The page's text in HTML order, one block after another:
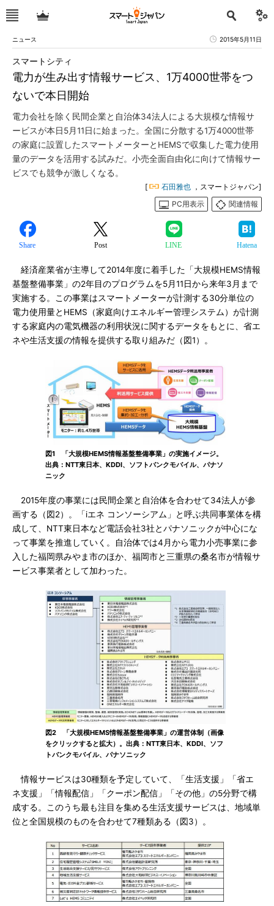
ニュース 2015年5月11日
電力が生み出す情報サービス、1万4000世帯をつ
ないで本日開始
スマートシティ
電力会社を除く民間企業と自治体34法人による大規模な情報サ
ービスが本日5月11日に始まった。全国に分散する1万4000世帯
の家庭に設置したスマートメーターとHEMSで収集した電力使用
量のデータを活用する試みだ。小売全面自由化に向けて情報サー
ビスでも競争が激しくなる。
[ 石田雅也 ，スマートジャパン]
PC用表示
関連情報
Share Post LINE Hatena
経済産業省が主導して2014年度に着手した「大規模HEMS情報
基盤整備事業」の2年目のプログラムを5月11日から来年3月まで
実施する。この事業はスマートメーターが計測する30分単位の
電力使用量とHEMS（家庭向けエネルギー管理システム）が計測
する家庭内の電気機器の利用状況に関するデータをもとに、省エ
ネや生活支援の情報を提供する取り組みだ（図1）。
図1 「大規模HEMS情報基盤整備事業」の実施イメージ。
出典：NTT東日本、KDDI、ソフトバンクモバイル、パナソ
ニック
2015年度の事業には民間企業と自治体を合わせて34法人が参
画する（図2）。「iエネ コンソーシアム」と呼ぶ共同事業体を構
成して、NTT東日本など電話会社3社とパナソニックが中心にな
って事業を推進していく。自治体では4月から電力小売事業に参
入した福岡県みやま市のほか、福岡市と三重県の桑名市が情報サ
ービス事業者として加わった。
図2 「大規模HEMS情報基盤整備事業」の運営体制（画像
をクリックすると拡大）。出典：NTT東日本、KDDI、ソフ
トバンクモバイル、パナソニック
情報サービスは30種類を予定していて、「生活支援」「省エ
ネ支援」「情報配信」「クーポン配信」「その他」の5分野で構
成する。このうち最も注目を集める生活支援サービスは、地域単
位と全国規模のものを合わせて7種類ある（図3）。